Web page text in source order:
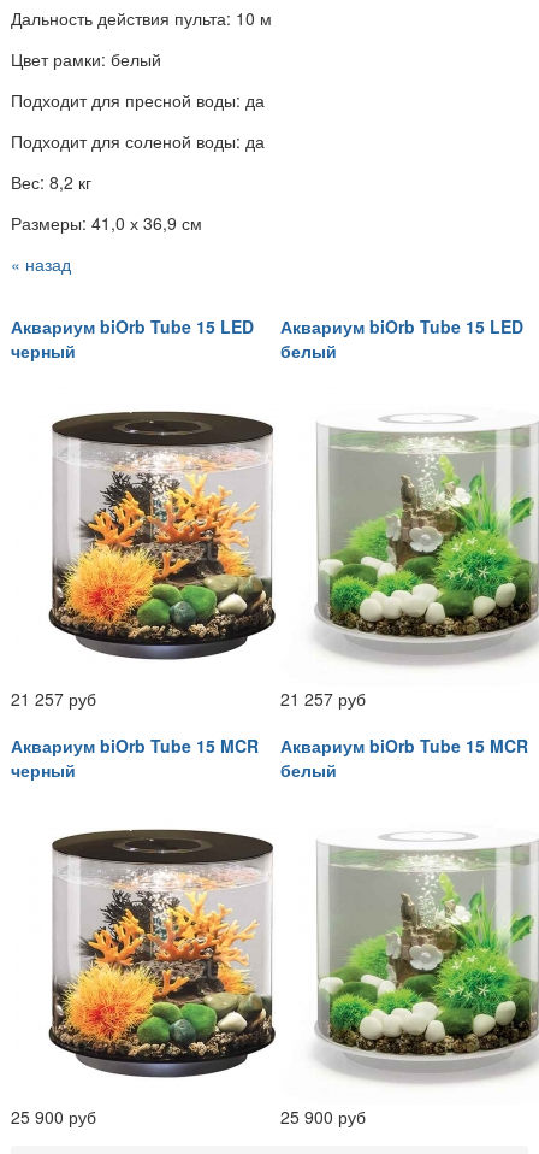
Дальность действия пульта: 10 м
Цвет рамки: белый
Подходит для пресной воды: да
Подходит для соленой воды: да
Вес: 8,2 кг
Размеры: 41,0 х 36,9 см
« назад
Аквариум biOrb Tube 15 LED
черный
21 257 руб
Аквариум biOrb Tube 15 LED
белый
21 257 руб
Аквариум biOrb Tube 15 MCR
черный
25 900 руб
Аквариум biOrb Tube 15 MCR
белый
25 900 руб